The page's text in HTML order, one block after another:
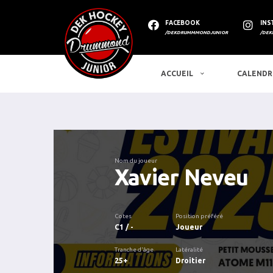
FACEBOOK
/DEKDRUMMMONDJUNIOR /
ACCUEIL
Nom du joueur
Xavier Neveu
Cotes
C1 / -
Position préféré
Joueur
Tranche d'âge
25+
Latéralité
Droitier